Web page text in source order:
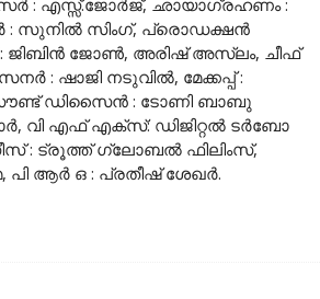
: എസ്സ്.ജോർജ്, ഛായാഗ്രഹണം :
: സുനിൽ സിംഗ്, പ്രൊഡക്ഷൻ
ജിബിൻ ജോൺ, അരിഷ് അസ്ലം, ചീഫ്
: ഷാജി നടുവിൽ, മേക്കപ്പ് :
ഡിസൈൻ : ടോണി ബാബു
വി എഫ് എക്സ്: ഡിജിറ്റൽ ടർബോ
: ട്രൂത്ത് ഗ്ലോബൽ ഫിലിംസ്,
ആർ ഒ : പ്രതീഷ് ശേഖർ.